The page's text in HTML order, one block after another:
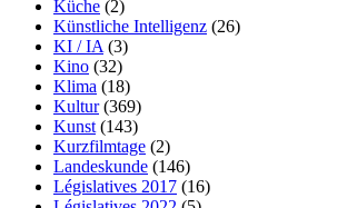
Küche (2)
Künstliche Intelligenz (26)
KI / IA (3)
Kino (32)
Klima (18)
Kultur(369)
Kunst (143)
Kurzfilmtage (2)
Landeskunde (146)
Législatives 2017 (16)